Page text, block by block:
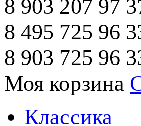
8 903 207 97
8 495 725 96
8 903 725 96
Моя корзина
Классика